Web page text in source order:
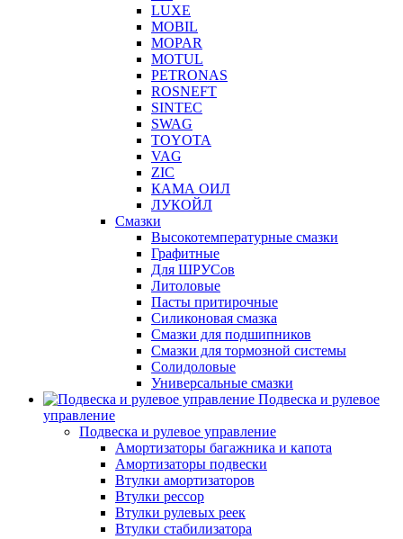
LUXE
MOBIL
MOPAR
MOTUL
PETRONAS
ROSNEFT
SINTEC
SWAG
TOYOTA
VAG
ZIC
КАМА ОИЛ
ЛУКОЙЛ
Смазки
Высокотемпературные смазки
Графитные
Для ШРУСов
Литоловые
Пасты притирочные
Силиконовая смазка
Смазки для подшипников
Смазки для тормозной системы
Солидоловые
Универсальные смазки
Подвеска и рулевое
управление
Подвеска и рулевое управление
Амортизаторы багажника и капота
Амортизаторы подвески
Втулки амортизаторов
Втулки рессор
Втулки рулевых реек
Втулки стабилизатора